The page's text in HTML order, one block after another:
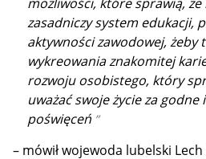
zasadniczy system edukacji,
aktywności zawodowej, żeby
wykreowania znakomitej
rozwoju osobistego, który
uważać swoje życie za
poświęceń
– mówił wojewoda lubelski Lech